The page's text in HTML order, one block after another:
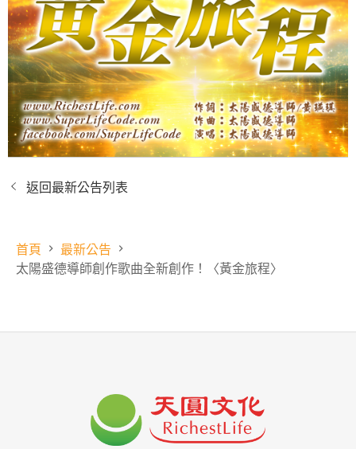
返回最新公告列表
首頁
最新公告
太陽盛德導師創作歌曲全新創作！〈黃金旅程〉